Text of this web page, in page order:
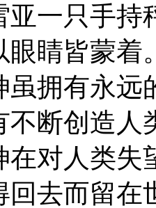
亚一只手持
眼睛皆蒙着
虽拥有永远
不断创造人
在对人类失
回去而留在